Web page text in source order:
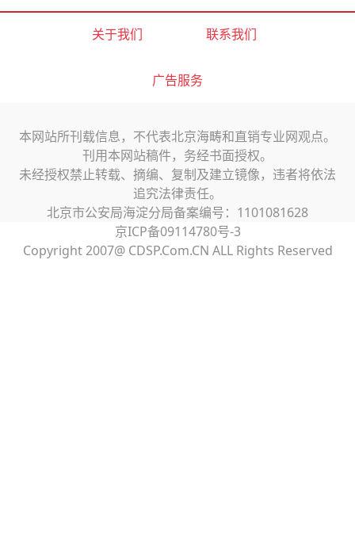
关于我们 联系我们
广告服务
本网站所刊载信息，不代表北京海畴和直销专业网观点。
刊用本网站稿件，务经书面授权。
未经授权禁止转载、摘编、复制及建立镜像，违者将依法
追究法律责任。
北京市公安局海淀分局备案编号：1101081628
京ICP备09114780号-3
Copyright 2007@ CDSP.Com.CN ALL Rights Reserved